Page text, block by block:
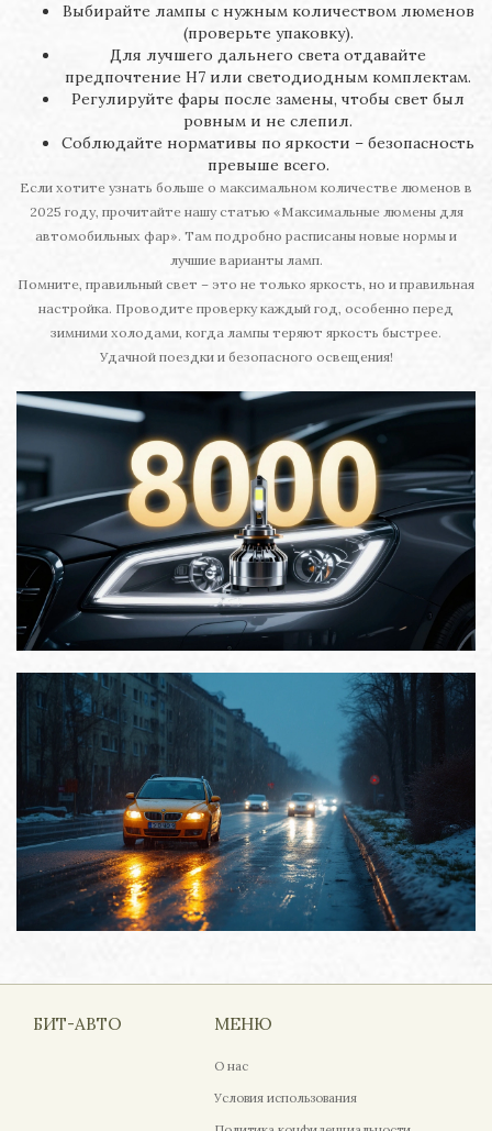
Выбирайте лампы с нужным количеством люменов
(проверьте упаковку).
Для лучшего дальнего света отдавайте
предпочтение H7 или светодиодным комплектам.
Регулируйте фары после замены, чтобы свет был
ровным и не слепил.
Соблюдайте нормативы по яркости – безопасность
превыше всего.
Если хотите узнать больше о максимальном количестве люменов в
2025 году, прочитайте нашу статью «Максимальные люмены для
автомобильных фар». Там подробно расписаны новые нормы и
лучшие варианты ламп.
Помните, правильный свет – это не только яркость, но и правильная
настройка. Проводите проверку каждый год, особенно перед
зимними холодами, когда лампы теряют яркость быстрее.
Удачной поездки и безопасного освещения!
БИТ-АВТО МЕНЮ
О нас
Условия использования